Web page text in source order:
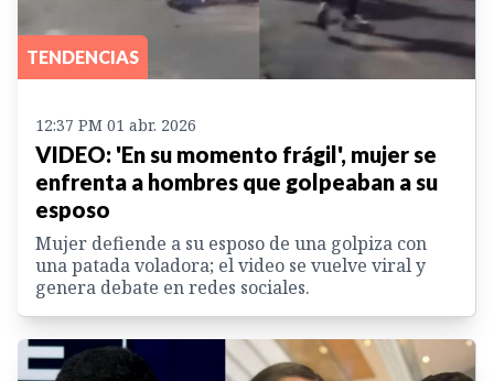
TENDENCIAS
12:37 PM 01 abr. 2026
VIDEO: 'En su momento frágil', mujer se
enfrenta a hombres que golpeaban a su
esposo
Mujer defiende a su esposo de una golpiza con
una patada voladora; el video se vuelve viral y
genera debate en redes sociales.